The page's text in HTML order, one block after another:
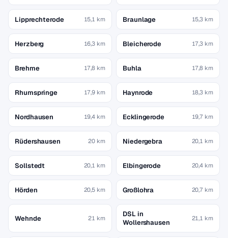
Lipprechterode 15,1 km Braunlage 15,3 km
Herzberg 16,3 km Bleicherode 17,3 km
Brehme 17,8 km Buhla 17,8 km
Rhumspringe 17,9 km Haynrode 18,3 km
Nordhausen 19,4 km Ecklingerode 19,7 km
Rüdershausen 20 km Niedergebra 20,1 km
Sollstedt 20,1 km Elbingerode 20,4 km
Hörden 20,5 km Großlohra 20,7 km
Wehnde 21 km
DSL in
Wollershausen
21,1 km